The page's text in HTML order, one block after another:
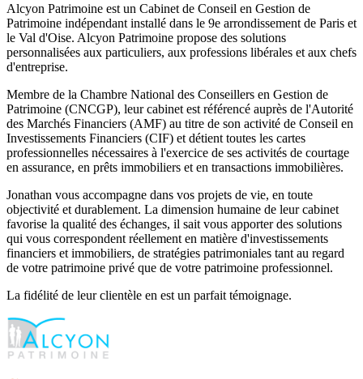
Alcyon Patrimoine est un Cabinet de Conseil en Gestion de
Patrimoine indépendant installé dans le 9e arrondissement de Paris et
le Val d'Oise. Alcyon Patrimoine propose des solutions
personnalisées aux particuliers, aux professions libérales et aux chefs
d'entreprise.
Membre de la Chambre National des Conseillers en Gestion de
Patrimoine (CNCGP), leur cabinet est référencé auprès de l'Autorité
des Marchés Financiers (AMF) au titre de son activité de Conseil en
Investissements Financiers (CIF) et détient toutes les cartes
professionnelles nécessaires à l'exercice de ses activités de courtage
en assurance, en prêts immobiliers et en transactions immobilières.
Jonathan vous accompagne dans vos projets de vie, en toute
objectivité et durablement. La dimension humaine de leur cabinet
favorise la qualité des échanges, il sait vous apporter des solutions
qui vous correspondent réellement en matière d'investissements
financiers et immobiliers, de stratégies patrimoniales tant au regard
de votre patrimoine privé que de votre patrimoine professionnel.
La fidélité de leur clientèle en est un parfait témoignage.